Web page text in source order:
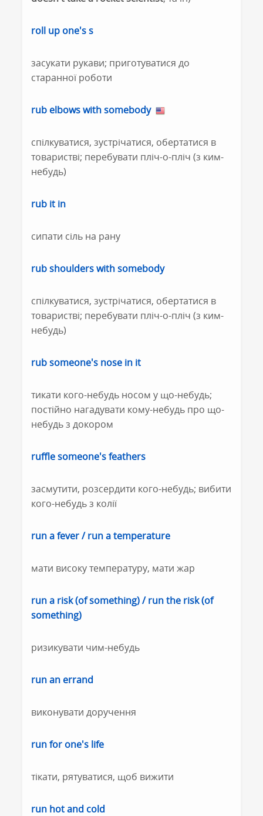
roll up one's s
засукати рукави; приготуватися до
старанної роботи
rub elbows with somebody
спілкуватися, зустрічатися, обертатися в
товаристві; перебувати пліч-о-пліч (з ким-
небудь)
rub it in
сипати сіль на рану
rub shoulders with somebody
спілкуватися, зустрічатися, обертатися в
товаристві; перебувати пліч-о-пліч (з ким-
небудь)
rub someone's nose in it
тикати кого-небудь носом у що-небудь;
постійно нагадувати кому-небудь про що-
небудь з докором
ruffle someone's feathers
засмутити, розсердити кого-небудь; вибити
кого-небудь з колії
run a fever / run a temperature
мати високу температуру, мати жар
run a risk (of something) / run the risk (of
something)
ризикувати чим-небудь
run an errand
виконувати доручення
run for one's life
тікати, рятуватися, щоб вижити
run hot and cold